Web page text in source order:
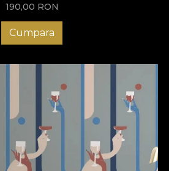
190,00 RON
Cumpara